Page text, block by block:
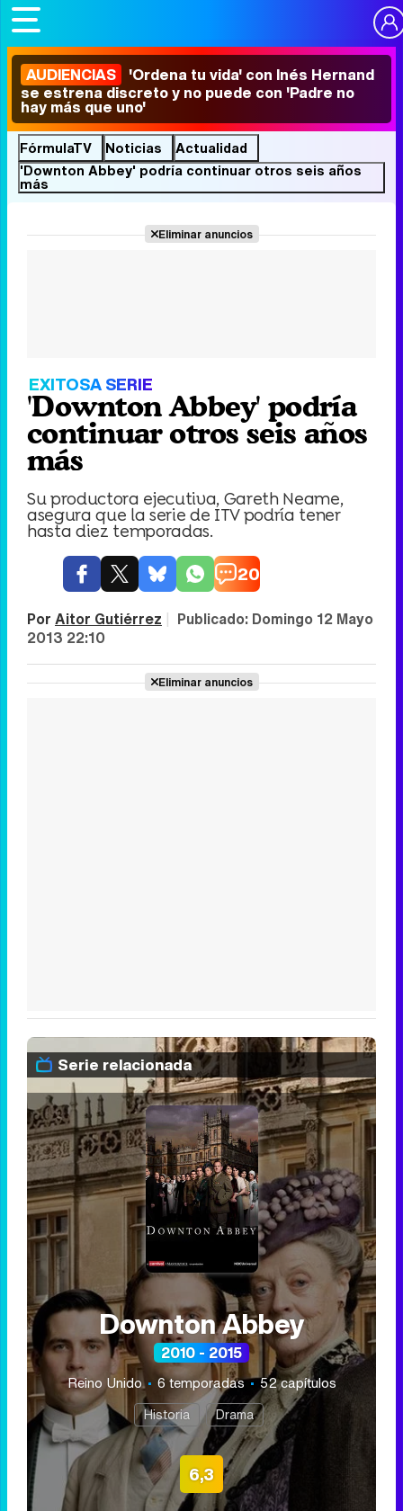
AUDIENCIAS 'Ordena tu vida' con Inés Hernand
se estrena discreto y no puede con 'Padre no
hay más que uno'
FórmulaTV Noticias
Actualidad
'Downton Abbey' podría continuar otros seis años
más
Eliminar anuncios
EXITOSA SERIE
'Downton Abbey' podría
continuar otros seis años
más
Su productora ejecutiva, Gareth Neame,
asegura que la serie de ITV podría tener
hasta diez temporadas.
20
Por Aitor Gutiérrez | Publicado: Domingo 12 Mayo
2013 22:10
Eliminar anuncios
Serie relacionada
Downton Abbey
2010 - 2015
Reino Unido 6 temporadas 52 capítulos
Historia Drama
6,3